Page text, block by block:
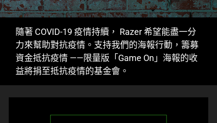
隨著 COVID-19 疫情持續， Razer 希望能盡一分
力來幫助對抗疫情。支持我們的海報行動，籌募
資金抵抗疫情 ——限量版「Game On」海報的收
益將捐至抵抗疫情的基金會。